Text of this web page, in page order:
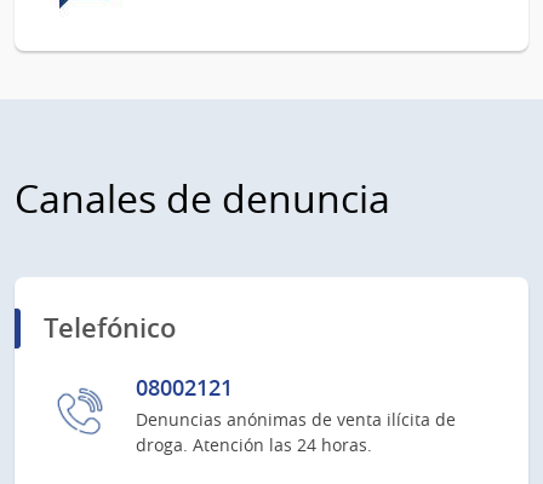
Canales de denuncia
Telefónico
08002121
Denuncias anónimas de venta ilícita de
droga. Atención las 24 horas.